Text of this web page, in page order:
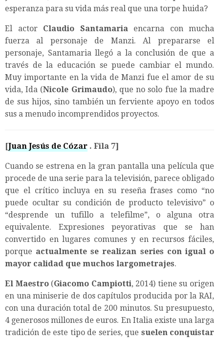
esperanza para su vida más real que una torpe huida?
El actor Claudio Santamariaencarna con mucha
fuerza al personaje de Manzi. Al prepararse el
personaje, Santamaria llegó a la conclusión de que a
través de la educación se puede cambiar el mundo.
Muy importante en la vida de Manzi fue el amor de su
vida, Ida (Nicole Grimaudo), que no solo fue la madre
de sus hijos, sino también un ferviente apoyo en todos
sus a menudo incomprendidos proyectos.
[Juan Jesús de Cózar . Fila 7]
Cuando se estrena en la gran pantalla una película que
procede de una serie para la televisión, parece obligado
que el crítico incluya en su reseña frases como “no
puede ocultar su condición de producto televisivo” o
“desprende un tufillo a telefilme”, o alguna otra
equivalente. Expresiones peyorativas que se han
convertido en lugares comunes y en recursos fáciles,
porque actualmente se realizan series con igual o
mayor calidad que muchos largometrajes.
El Maestro(Giacomo Campiotti, 2014) tiene su origen
en una miniserie de dos capítulos producida por la RAI,
con una duración total de 200 minutos. Su presupuesto,
4 generosos millones de euros. En Italia existe una larga
tradición de este tipo de series, que suelen conquistar